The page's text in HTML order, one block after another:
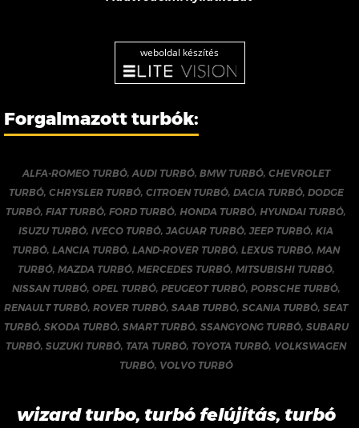
weboldal készítés
Forgalmazott turbók:
ALFA-ROMEO TURBÓ,AUDI TURBÓ, BMW TURBÓ, CHEVROLET
TURBÓ, CHRYSLER TURBÓ, CITROEN TURBÓ, DACIA TURBÓ, DODGE
TURBÓ,FIAT TURBÓ,FORD TURBÓ, HONDA TURBÓ, HYUNDAI TURBÓ,
ISUZU TURBÓ,IVECO TURBÓ,JAGUAR TURBÓ,JEEP TURBÓ,KIA
TURBÓ,LANCIA TURBÓ,LAND-ROVER TURBÓ,LEXUS TURBÓ,MAN
TURBÓ, MAZDA TURBÓ, MERCEDES TURBÓ, MITSUBISHI TURBÓ,
NISSAN TURBÓ, OPEL TURBÓ, PEUGEOT TURBÓ, PORSCHE TURBÓ,
RENAULT TURBÓ,ROVER TURBÓ,SAAB TURBÓ,SCANIA TURBÓ,SEAT
TURBÓ, SKODA TURBÓ, SMART TURBÓ, SSANGYONG TURBÓ, SUBARU
TURBÓ,SUZUKI TURBÓ, TATA TURBÓ, TOYOTA TURBÓ, VOLKSWAGEN
TURBÓ, VOLVO TURBÓ
wizard turbo, turbó felújítás, turbó